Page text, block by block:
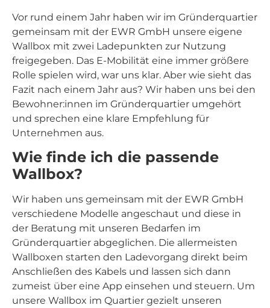
Vor rund einem Jahr haben wir im Gründerquartier
gemeinsam mit der EWR GmbH unsere eigene
Wallbox mit zwei Ladepunkten zur Nutzung
freigegeben. Das E-Mobilität eine immer größere
Rolle spielen wird, war uns klar. Aber wie sieht das
Fazit nach einem Jahr aus? Wir haben uns bei den
Bewohner:innen im Gründerquartier umgehört
und sprechen eine klare Empfehlung für
Unternehmen aus.
Wie finde ich die passende
Wallbox?
Wir haben uns gemeinsam mit der EWR GmbH
verschiedene Modelle angeschaut und diese in
der Beratung mit unseren Bedarfen im
Gründerquartier abgeglichen. Die allermeisten
Wallboxen starten den Ladevorgang direkt beim
Anschließen des Kabels und lassen sich dann
zumeist über eine App einsehen und steuern. Um
unsere Wallbox im Quartier gezielt unseren